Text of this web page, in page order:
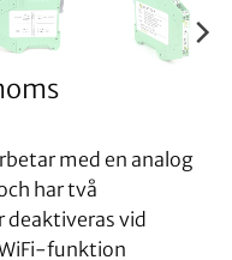
med en analog
har två
deaktiveras vid
funktion